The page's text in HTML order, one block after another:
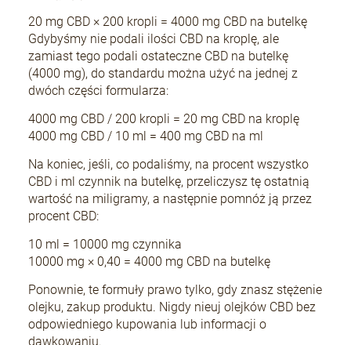
+Speed Auto
19,80 zł
DO KOSZYKA
20 mg CBD × 200 kropli = 4000 mg CBD na butelkę
Gdybyśmy nie podali ilości CBD na kroplę, ale
zamiast tego podali ostateczne CBD na butelkę
(4000 mg), do standardu można użyć na jednej z
dwóch części formularza:
4000 mg CBD / 200 kropli = 20 mg CBD na kroplę
4000 mg CBD / 10 ml = 400 mg CBD na ml
Na koniec, jeśli, co podaliśmy, na procent wszystko
CBD i ml czynnik na butelkę, przeliczysz tę ostatnią
wartość na miligramy, a następnie pomnóż ją przez
procent CBD:
10 ml = 10000 mg czynnika
10000 mg × 0,40 = 4000 mg CBD na butelkę
Ponownie, te formuły prawo tylko, gdy znasz stężenie
olejku, zakup produktu. Nigdy nieuj olejków CBD bez
odpowiedniego kupowania lub informacji o
dawkowaniu.